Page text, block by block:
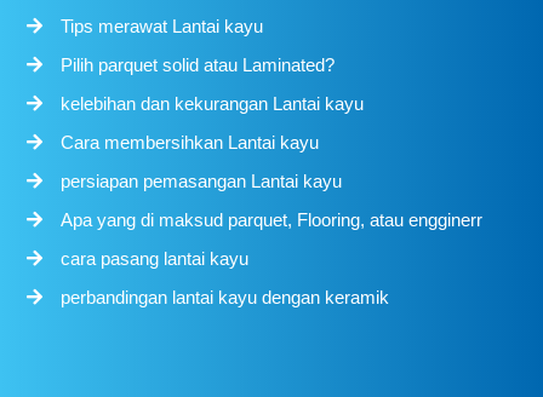
Tips merawat Lantai kayu
Pilih parquet solid atau Laminated?
kelebihan dan kekurangan Lantai kayu
Cara membersihkan Lantai kayu
persiapan pemasangan Lantai kayu
Apa yang di maksud parquet, Flooring, atau engginerr
cara pasang lantai kayu
perbandingan lantai kayu dengan keramik